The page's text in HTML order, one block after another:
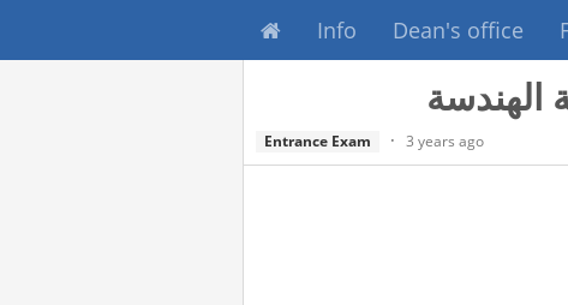
Info Dean's office
الهندسة
Entrance Exam 3 years ago